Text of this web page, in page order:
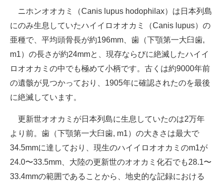
ニホンオオカミ（Canis lupus hodophilax）は日本列島
にのみ生息していたハイイロオオカミ（Canis lupus）の
亜種で、平均頭骨長が約196mm、歯（下顎第一大臼歯,
m1）の長さが約24mmと、現存ならびに絶滅したハイイ
ロオオカミの中でも極めて小柄です。古くは約9000年前
の遺骸が見つかっており、1905年に確認されたのを最後
に絶滅しています。
更新世オオカミが日本列島に生息していたのは2万年
より前。歯（下顎第一大臼歯, m1）の大きさは最大で
34.5mmに達しており、現生のハイイロオオカミのm1が
24.0〜33.5mm、大陸の更新世のオオカミ化石でも28.1〜
33.4mmの範囲であることから、地史的な記録における